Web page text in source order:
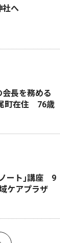
社へ
会長を務める
町在住 76歳
ート｣講座 9
ケアプラザ